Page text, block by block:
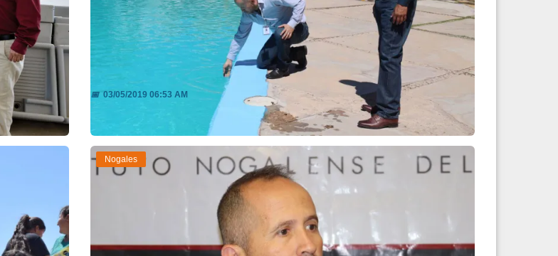
Leer más
Mañana abren la Alberca Municipal
📅03/05/2019 06:53 AM
Leer más
Nogales